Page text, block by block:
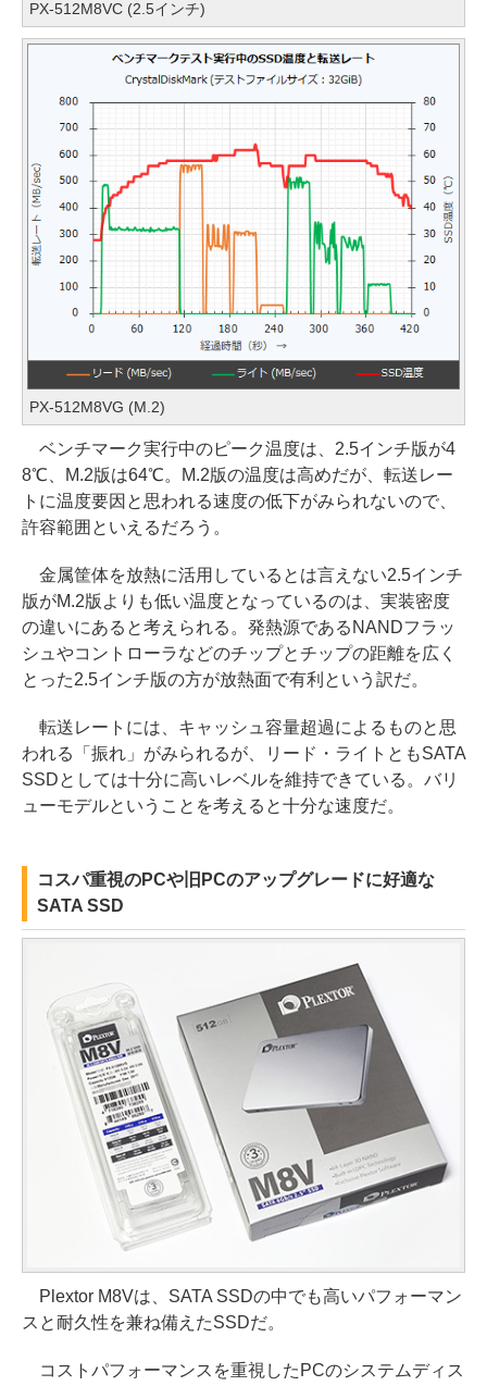
PX-512M8VC (2.5インチ)
PX-512M8VG (M.2)
ベンチマーク実行中のピーク温度は、2.5インチ版が4
8℃、M.2版は64℃。M.2版の温度は高めだが、転送レー
トに温度要因と思われる速度の低下がみられないので、
許容範囲といえるだろう。
金属筐体を放熱に活用しているとは言えない2.5インチ
版がM.2版よりも低い温度となっているのは、実装密度
の違いにあると考えられる。発熱源であるNANDフラッ
シュやコントローラなどのチップとチップの距離を広く
とった2.5インチ版の方が放熱面で有利という訳だ。
転送レートには、キャッシュ容量超過によるものと思
われる「振れ」がみられるが、リード・ライトともSATA
SSDとしては十分に高いレベルを維持できている。バリ
ューモデルということを考えると十分な速度だ。
コスパ重視のPCや旧PCのアップグレードに好適な
SATA SSD
Plextor M8Vは、SATA SSDの中でも高いパフォーマン
スと耐久性を兼ね備えたSSDだ。
コストパフォーマンスを重視したPCのシステムディス